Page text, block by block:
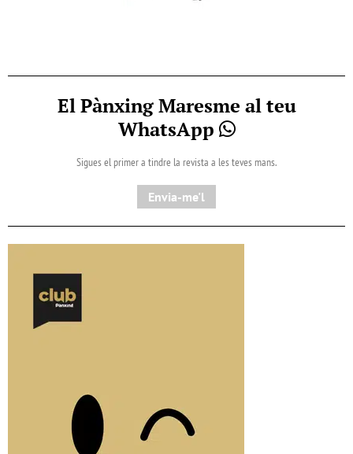
El Pànxing Maresme al teu
WhatsApp
Sigues el primer a tindre la revista a les teves mans.
Envia-me'l